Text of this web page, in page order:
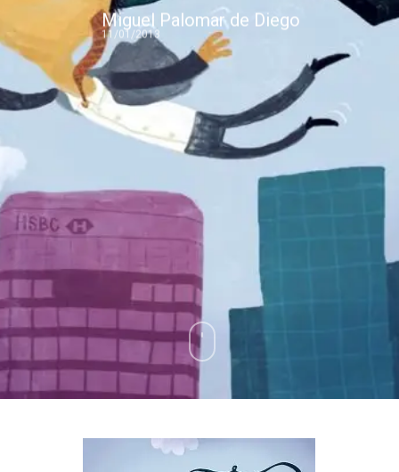
Miguel Palomar de Diego
11/01/2013